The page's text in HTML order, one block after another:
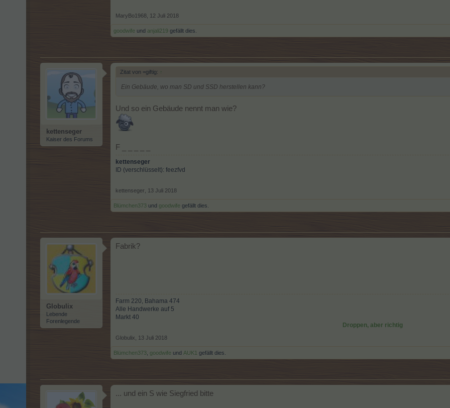
MaryBo1968 12 Juli 2018
goodwife und anjali219 gefällt dies.
kettenseger
Kaiser des Forums
Zitat von =giftig: ↑
Ein Gebäude, wo man SD und SSD herstellen kann?
Und so ein Gebäude nennt man wie?
F _ _ _ _ _
kettenseger
ID (verschlüsselt): feezfvd
kettenseger 13 Juli 2018
Blümchen373 und goodwife gefällt dies.
Globulix
Lebende
Forenlegende
Fabrik?
Farm 220, Bahama 474
Alle Handwerke auf 5
Markt 40
Droppen, aber richtig
Globulix 13 Juli 2018
Blümchen373 goodwife und AUK1 gefällt dies.
... und ein S wie Siegfried bitte